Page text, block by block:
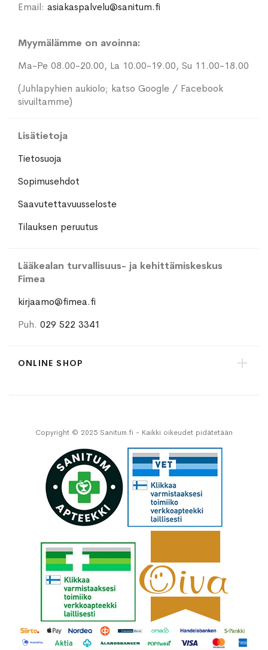
Email: asiakaspalvelu@sanitum.fi
Myymälämme on avoinna:
Ma-Pe 08.00-20.00, La 10.00-19.00, Su 11.00-18.00
(Juhlapyhien aukiolo; katso Google / Facebook
sivuiltamme)
Lisätietoja
Tietosuoja
Sopimusehdot
Saavutettavuusseloste
Tilauksen peruutus
Lääkealan turvallisuus- ja kehittämiskeskus
Fimea
kirjaamo@fimea.fi
Puh. 029 522 3341
ONLINE SHOP
Copyright © 2025 Sanitum.fi - Kaikki oikeudet pidätetään